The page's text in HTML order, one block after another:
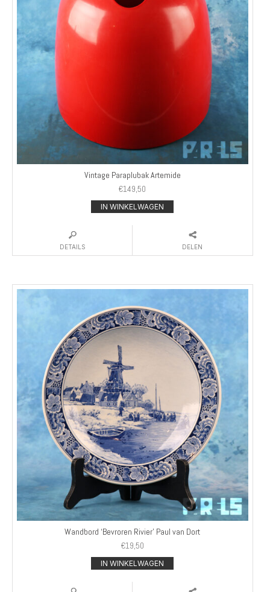
Vintage Paraplubak Artemide
€149,50
IN WINKELWAGEN
DETAILS DELEN
Wandbord ‘Bevroren Rivier’ Paul van Dort
€19,50
IN WINKELWAGEN